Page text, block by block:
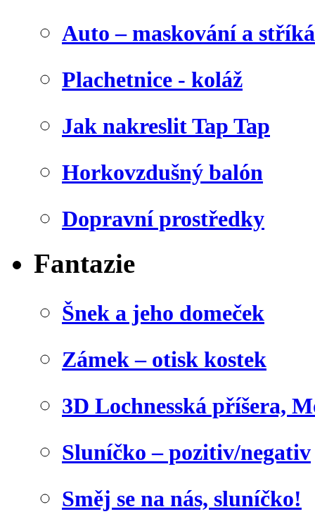
Auto – maskování a
Plachetnice - koláž
Jak nakreslit Tap Tap
Horkovzdušný balón
Dopravní prostředky
Fantazie
Šnek a jeho domeček
Zámek – otisk kostek
3D Lochnesská příšera,
Sluníčko – pozitiv/negativ
Směj se na nás, sluníčko!